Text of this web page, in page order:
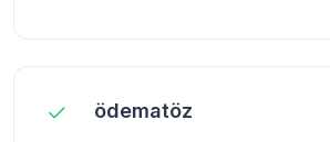
ödematöz